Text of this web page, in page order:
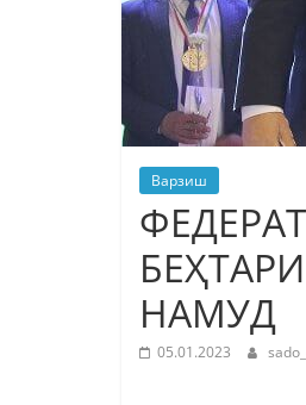
Варзиш
НАМУД
05.01.2023